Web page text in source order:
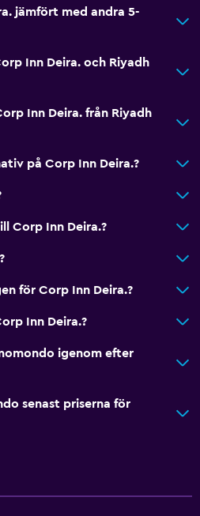
jämfört med andra 5-
Inn Deira. och Riyadh
Inn Deira. från Riyadh
på Corp Inn Deira.?
Corp Inn Deira.?
för Corp Inn Deira.?
Inn Deira.?
igenom efter
senast priserna för